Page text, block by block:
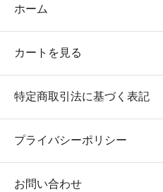
ホーム
カートを見る
特定商取引法に基づく表記
プライバシーポリシー
お問い合わせ